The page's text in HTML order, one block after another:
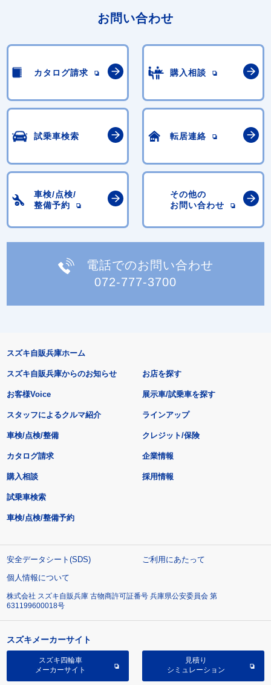
お問い合わせ
カタログ請求 購入相談
試乗車検索 転居連絡
車検/点検/
整備予約
その他の
お問い合わせ
電話でのお問い合わせ
072-777-3700
スズキ自販兵庫ホーム
スズキ自販兵庫からのお知らせ
お客様Voice
スタッフによるクルマ紹介
お店を探す
展示車/試乗車を探す
ラインアップ
車検/点検/整備 クレジット/保険
カタログ請求
購入相談
試乗車検索
車検/点検/整備予約
企業情報
採用情報
安全データシート(SDS)
ご利用にあたって
個人情報について
株式会社 スズキ自販兵庫 古物商許可証番号 兵庫県公安委員会 第
631199600018号
スズキメーカーサイト
スズキ四輪車
メーカーサイト
見積り
シミュレーション